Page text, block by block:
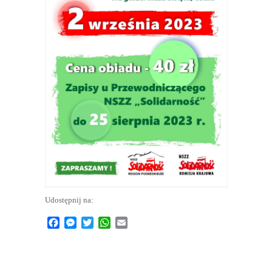
Udostępnij na:
FacebookMessenger
TwitterWhatsApp